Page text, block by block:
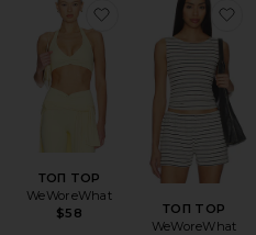
избранноеПЛАТЬЕ DRESS
ТОП TOP
WeWoreWhat
$58
избранноеТОП
ТОП TOP
WeWoreWhat